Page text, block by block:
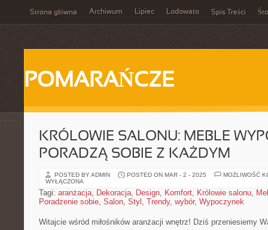
Strona główna Archiwum Lipiec Lodowato Spis Treści
POMARAŃCZE
KRÓLOWIE SALONU: MEBLE
PORADZĄ SOBIE Z KAŻDYM
POSTED BY ADMIN POSTED ON MAR - 2 - 2025
MOŻLIWOŚĆ
WYŁĄCZONA
Tagi: aranżacja, Dekoracja, Design, Komfort, Królowie salonu,
Poradzenie sobie, Salon, Styl , Trendy, wybór, Wypoczynek
Witajcie wśród miłośników aranżacji wnętrz! Dziś przeniesiemy